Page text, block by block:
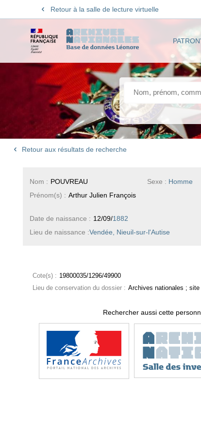
Retour à la salle de lecture virtuelle
Retour aux résultats de recherche
Sexe : Homme
Nom : POUVREAU
Prénom(s) : Arthur Julien François
Date de naissance : 12/09/1882
Lieu de naissance :Vendée, Nieuil-sur-l'Autise
Cote(s) : 19800035/1296/49900
Lieu de conservation du dossier : Archives nationales ;
Rechercher aussi cette